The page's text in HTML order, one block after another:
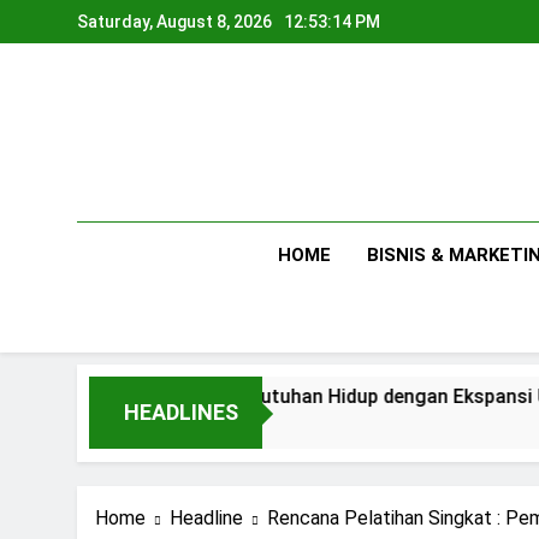
to
Saturday, August 8, 2026 12:53:15 PM
HOME BISNIS &
HEADLINES
Kebutuhan Hidup dengan Ekspansi Usaha
Home Headline Rencana Pelatihan Singkat :